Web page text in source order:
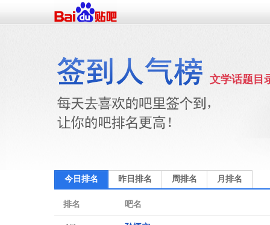
文学话题目
今日排名 昨日排名 周排名 月排名
排名 吧名